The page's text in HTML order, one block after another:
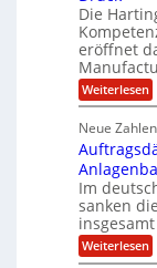
l
t
6
5
M
i
l
l
i
o
n
e
n
g
i
n
e
e
r
i
n
g
f
ü
r
r
s
i
o
n
3
.
2
n
i
t
A
p
s
o
l
u
t
S
a
u
e
r
e
s
i
w
i
r
d
C
h
Die
eröffnet
Weiterlesen:
H
r
t
i
n
g
e
r
ö
f
Neue
Im
sanken
Weiterlesen:
A